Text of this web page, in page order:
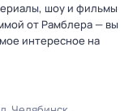
шоу и фильмы
от Рамблера — вы
интересное на